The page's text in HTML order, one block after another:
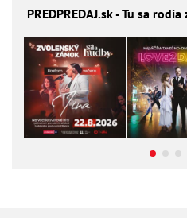
PREDPREDAJ.sk - Tu sa rodia